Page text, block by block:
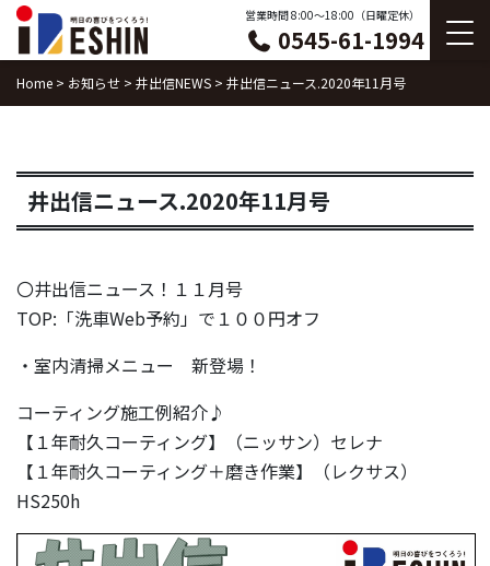
Skip
content
営業時間 8:00〜18:00（日曜定休）
0545-61-1994
Home > お知らせ > 井出信NEWS > 井出信ニュース.2020年11月号
井出信ニュース.2020年11月号
〇井出信ニュース！１１月号
TOP:「洗車Web予約」で１００円オフ
・室内清掃メニュー 新登場！
コーティング施工例紹介♪
【１年耐久コーティング】（ニッサン）セレナ
【１年耐久コーティング＋磨き作業】（レクサス）
HS250h